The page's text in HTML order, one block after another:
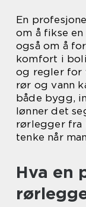
En
om å fikse
også om å
komfort i
og regler for
rør og vann
både bygg,
lønner det
rørlegger fra
tenke når
Hva en